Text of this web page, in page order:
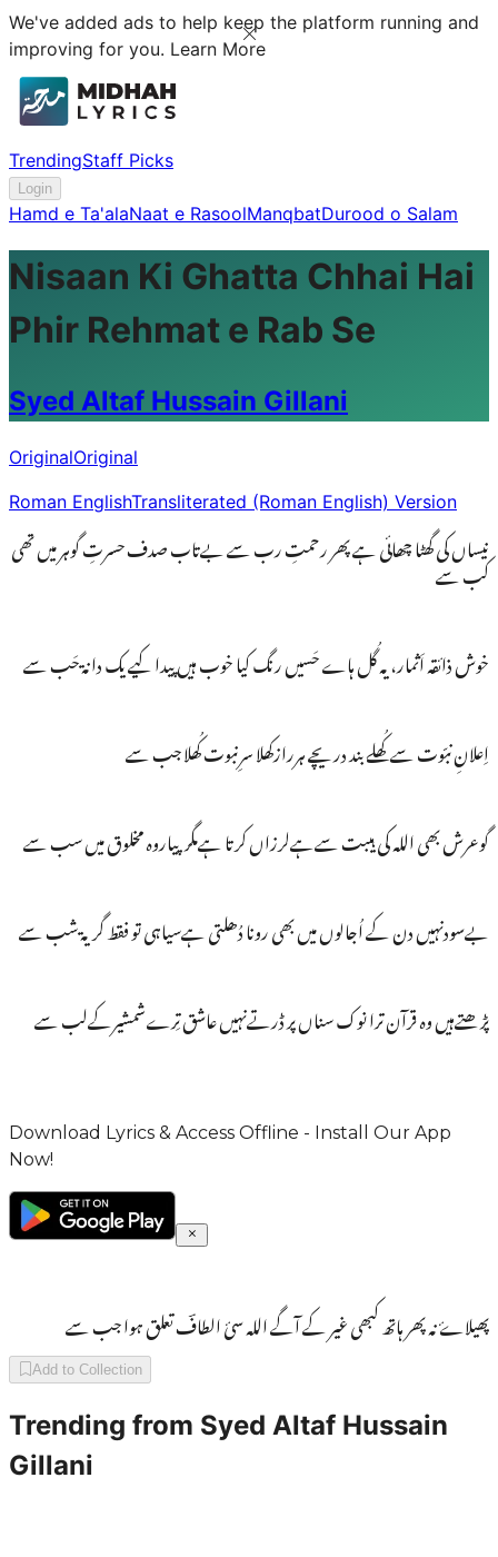
We've added ads to help keep the platform running and
improving for you. Learn More
TrendingStaff Picks
Login
Hamd e Ta'alaNaat e RasoolManqbatDurood o Salam
Nisaan Ki Ghatta Chhai Hai
Phir Rehmat e Rab Se
Syed Altaf Hussain Gillani
OriginalOriginal
Roman EnglishTransliterated (Roman English) Version
نیساں کی گھٹا چھائی ہے پھر رحمتِ رب سے بےتاب صدف حسرتِ گوہر میں تھی
کب سے
خوش ذائقہ اَثمار، یہ گُل ہاے حَسیں رنگ کیا خوب ہیں پیدا کیے یک دانۃ حَب سے
اِعلانِ نبّوت سے کُھلے بند دریچے ہررازکھلا سرِنبوت کُھلا جب سے
گوعرش بھی اللہ کی ہیبت سےہےلرزاں کرتا ہےمگرپیاروہ مخلوق میں سب سے
بےسودنہیں دن کے اُجالوں میں بھی رونا دُھلتی ہےسیاہی تو فقط گریۃ شب سے
پڑھتےہیں وہ قرآن ترا نوک سناں پر ڈرتےنہیں عاشق تِرےشمشیرکےلب سے
Download Lyrics & Access Offline - Install Our App
Now!
پھیلاۓ نہ پھر ہاتھ کبھی غیر کے آگے اللہ سئ الطافؔ تعلق ہوا جب سے
Add to Collection
Trending from Syed Altaf Hussain
Gillani